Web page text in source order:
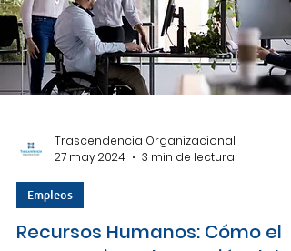
Trascendencia Organizacional
27 may 2024
3 min de lectura
Empleos
Recursos Humanos: Cómo el